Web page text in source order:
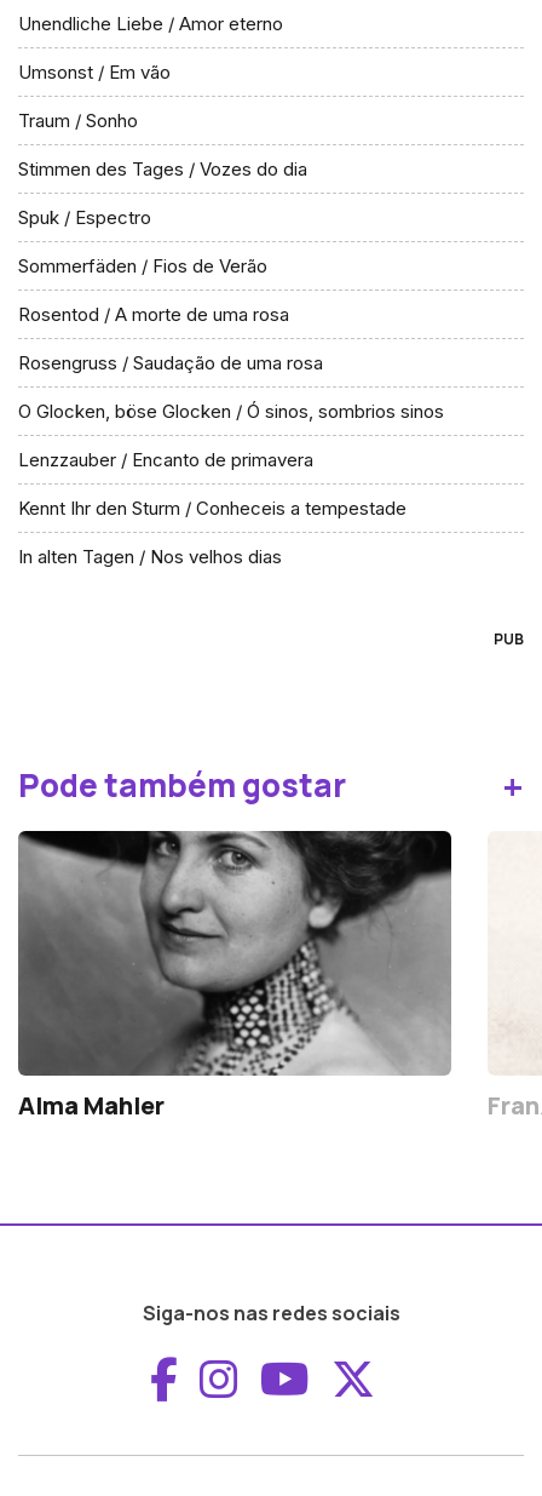
Unendliche Liebe / Amor eterno
Umsonst / Em vão
Traum / Sonho
Stimmen des Tages / Vozes do dia
Spuk / Espectro
Sommerfäden / Fios de Verão
Rosentod / A morte de uma rosa
Rosengruss / Saudação de uma rosa
O Glocken, böse Glocken / Ó sinos, sombrios sinos
Lenzzauber / Encanto de primavera
Kennt Ihr den Sturm / Conheceis a tempestade
In alten Tagen / Nos velhos dias
PUB
Pode também gostar +
Alma Mahler
Siga-nos nas redes sociais
Aceder ao
Aceder ao
Aceder ao